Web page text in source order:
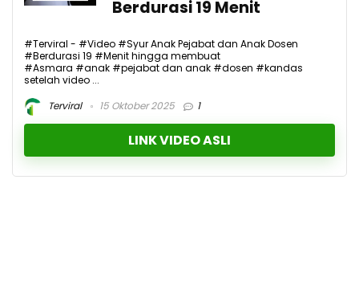
Berdurasi 19 Menit
#Terviral - #Video #Syur Anak Pejabat dan Anak Dosen
#Berdurasi 19 #Menit hingga membuat
#Asmara #anak #pejabat dan anak #dosen #kandas
setelah video ...
Terviral
15 Oktober 2025 1
LINK VIDEO ASLI